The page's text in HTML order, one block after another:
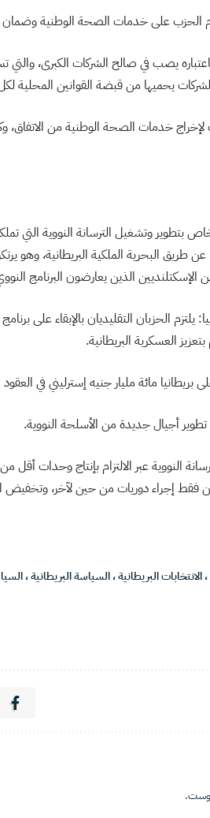
الحزب على خدمات الصحة الوطنية وضمان
يصب في صالح الشركات الكبرى، والتي
يحميها من قبضة القوانين المحلية
خدمات الصحة الوطنية من الاتفاق،
بتطوير وتشغيل الترسانة النووية التي
طريق البحرية الملكية البريطانية، وهو
الإسكتلنديين الذين يعارضون البرنامج
الحزبان التقليديان بالإبقاء على برنامج
العسكرية البريطانية.
مائة مليار جنيه إسترليني في العقود
تطوير أجيال جديدة من الأسلحة النووية.
النووية عبر الالتزام بإنتاج وحدات
فقط إجراء دوريات من حين لآخر، وتخفيض
،الانتخابات البريطانية،السياسة البريطانية،
بوست.